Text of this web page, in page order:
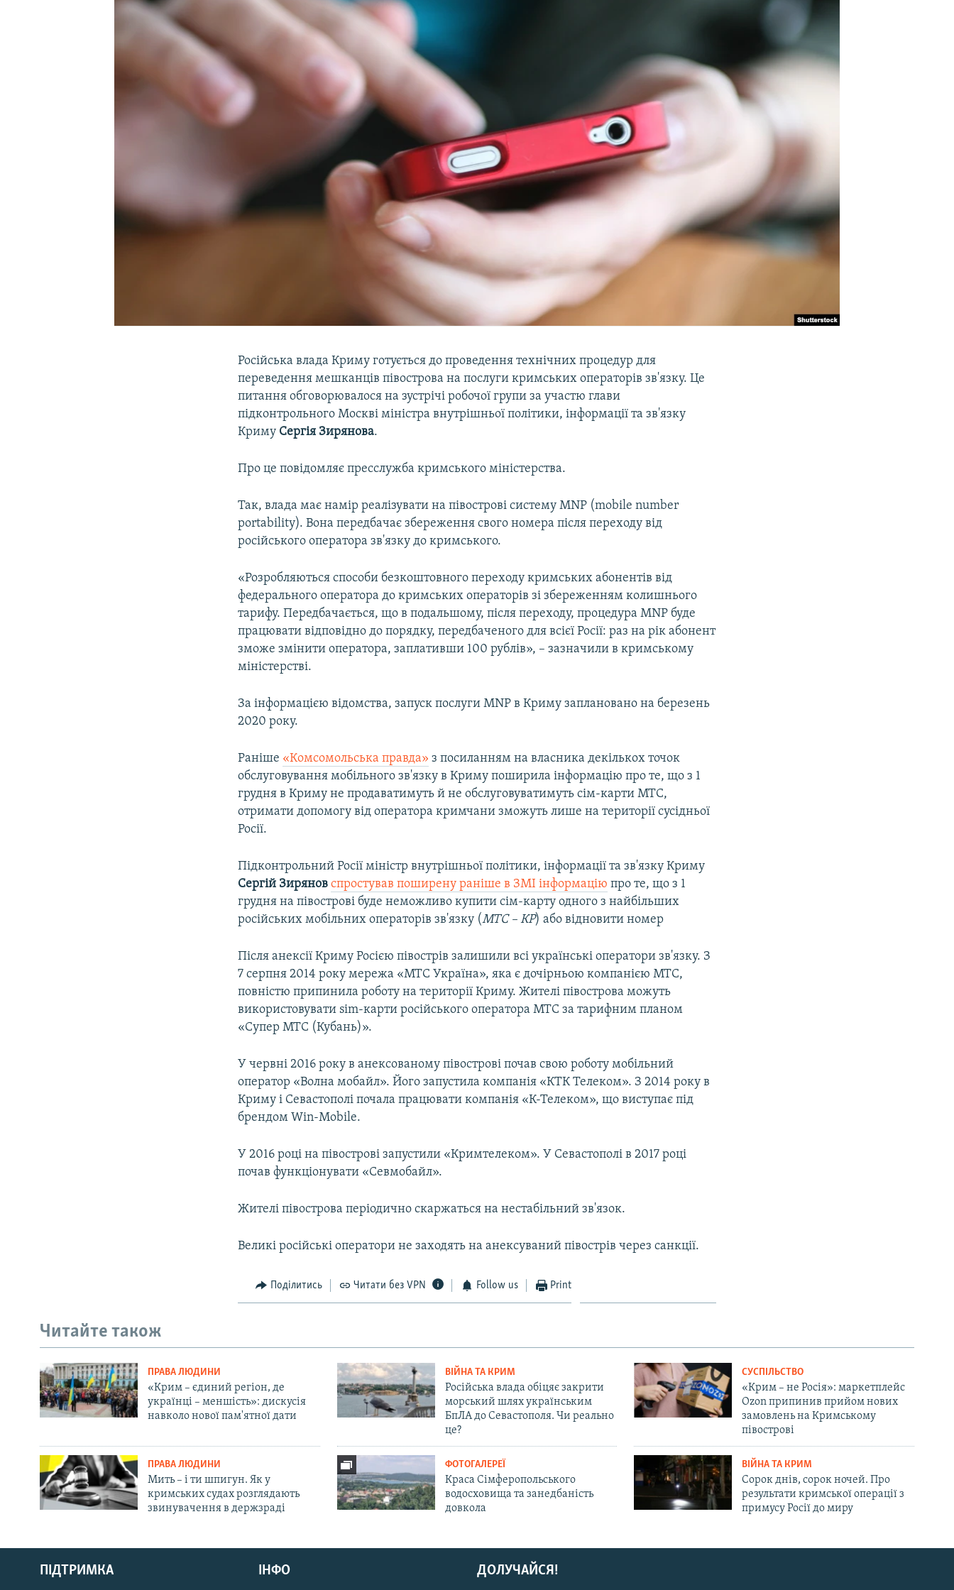
Русский
Qırımtatar
Російська влада Криму готується до проведення технічних процедур для
переведення мешканців півострова на послуги кримських операторів зв'язку. Це
питання обговорювалося на зустрічі робочої групи за участю глави
підконтрольного Москві міністра внутрішньої політики, інформації та зв'язку
Криму Сергія Зирянова.
Про це повідомляє пресслужба кримського міністерства.
Так, влада має намір реалізувати на півострові систему MNP (mobile number
portability). Вона передбачає збереження свого номера після переходу від
російського оператора зв'язку до кримського.
«Розробляються способи безкоштовного переходу кримських абонентів від
федерального оператора до кримських операторів зі збереженням колишнього
тарифу. Передбачається, що в подальшому, після переходу, процедура MNP буде
працювати відповідно до порядку, передбаченого для всієї Росії: раз на рік абонент
зможе змінити оператора, заплативши 100 рублів», – зазначили в кримському
міністерстві.
За інформацією відомства, запуск послуги MNP в Криму заплановано на березень
2020 року.
Раніше «Комсомольська правда» з посиланням на власника декількох точок
обслуговування мобільного зв'язку в Криму поширила інформацію про те, що з 1
грудня в Криму не продаватимуть й не обслуговуватимуть сім-карти МТС,
отримати допомогу від оператора кримчани зможуть лише на території сусідньої
Росії.
Підконтрольний Росії міністр внутрішньої політики, інформації та зв'язку Криму
Сергій Зиряновспростував поширену раніше в ЗМІ інформацію про те, що з 1
грудня на півострові буде неможливо купити сім-карту одного з найбільших
російських мобільних операторів зв'язку (МТС – КР) або відновити номер
Після анексії Криму Росією півострів залишили всі українські оператори зв'язку. З
7 серпня 2014 року мережа «МТС Україна», яка є дочірньою компанією МТС,
повністю припинила роботу на території Криму. Жителі півострова можуть
використовувати sim-карти російського оператора МТС за тарифним планом
«Супер МТС (Кубань)».
У червні 2016 року в анексованому півострові почав свою роботу мобільний
оператор «Волна мобайл». Його запустила компанія «КТК Телеком». З 2014 року в
Криму і Севастополі почала працювати компанія «К-Телеком», що виступає під
брендом Win-Mobile.
У 2016 році на півострові запустили «Кримтелеком». У Севастополі в 2017 році
почав функціонувати «Севмобайл».
Жителі півострова періодично скаржаться на нестабільний зв'язок.
Великі російські оператори не заходять на анексуваний півострів через санкції.
Поділитись Читати без VPN Follow us Print
Читайте також
ПРАВА ЛЮДИНИ
«Крим – єдиний регіон, де
українці – меншість»: дискусія
навколо нової пам'ятної дати
ВІЙНА ТА КРИМ
Російська влада обіцяє закрити
морський шлях українським
БпЛА до Севастополя. Чи реально
це?
СУСПІЛЬСТВО
«Крим – не Росія»: маркетплейс
Ozon припинив прийом нових
замовлень на Кримському
півострові
ПРАВА ЛЮДИНИ
Мить – і ти шпигун. Як у
кримських судах розглядають
звинувачення в держзраді
ФОТОГАЛЕРЕЇ
Краса Сімферопольського
водосховища та занедбаність
довкола
ВІЙНА ТА КРИМ
Сорок днів, сорок ночей. Про
результати кримської операції з
примусу Росії до миру
ДОЛУЧАЙСЯ!
ПІДТРИМКА ІНФО